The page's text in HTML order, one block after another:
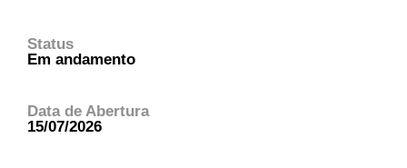
Status
Em andamento
Data de Abertura
15/07/2026